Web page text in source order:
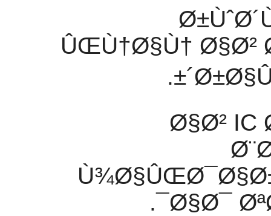
550
ÛŒÙ†Ø§Ù†
Ø§Ø² IC
Ù¾Ø§ÛŒØ¯Ø§Ø±
Ø§Ø¯